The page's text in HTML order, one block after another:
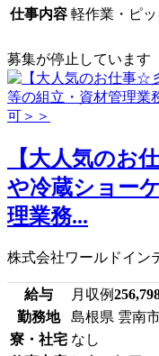
仕事内容 軽作業・ピ
募集が停止しています
【大人気のお
や冷蔵ショー
理業務...
株式会社ワールドイン
給与 月収例
勤務地
島根県 雲南
寮・社宅 なし